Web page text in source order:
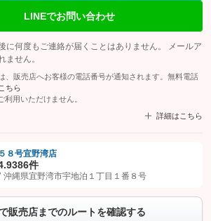
LINEでお問い合わせ
に何度もご連絡が届くことはありません。 メールア
ません。
、販売店へお客様の電話番号が通知されます。無料電話
こちら
利用いただけません。
詳細はこちら
ネットを友だち追加してから「許可する」ボタンを押
ボタンをタップして問い合わせを
８号宜野湾店
386件
沖縄県宜野湾市宇地泊１丁目１番８号
販売店までのルートを確認する